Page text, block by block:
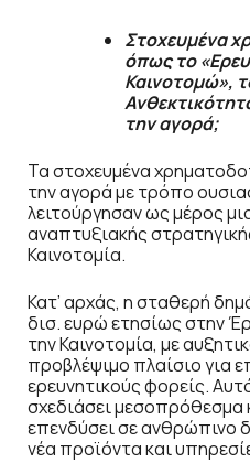
Στοχευμένα
όπως το
Καινοτομώ»,
την αγορά;
Τα στοχευμένα
την αγορά με τρόπο
λειτούργησαν ως μέρος
αναπτυξιακής
Καινοτομία.
Κατ’ αρχάς, η σταθερή
δισ. ευρώ ετησίως στην
την Καινοτομία, με
προβλέψιμο πλαίσιο για
ερευνητικούς φορείς.
σχεδιάσει
επενδύσει σε ανθρώπινο
νέα προϊόντα και